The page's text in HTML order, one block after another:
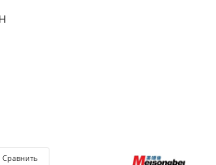
Сравнить